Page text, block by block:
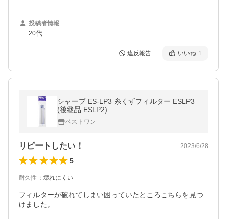
投稿者情報
20代
違反報告 いいね 1
シャープ ES-LP3 糸くずフィルター ESLP3
(後継品 ESLP2)
ベストワン
リピートしたい！ 2023/6/28
5
耐久性 ： 壊れにくい
フィルターが破れてしまい困っていたところこちらを見つ
けました。